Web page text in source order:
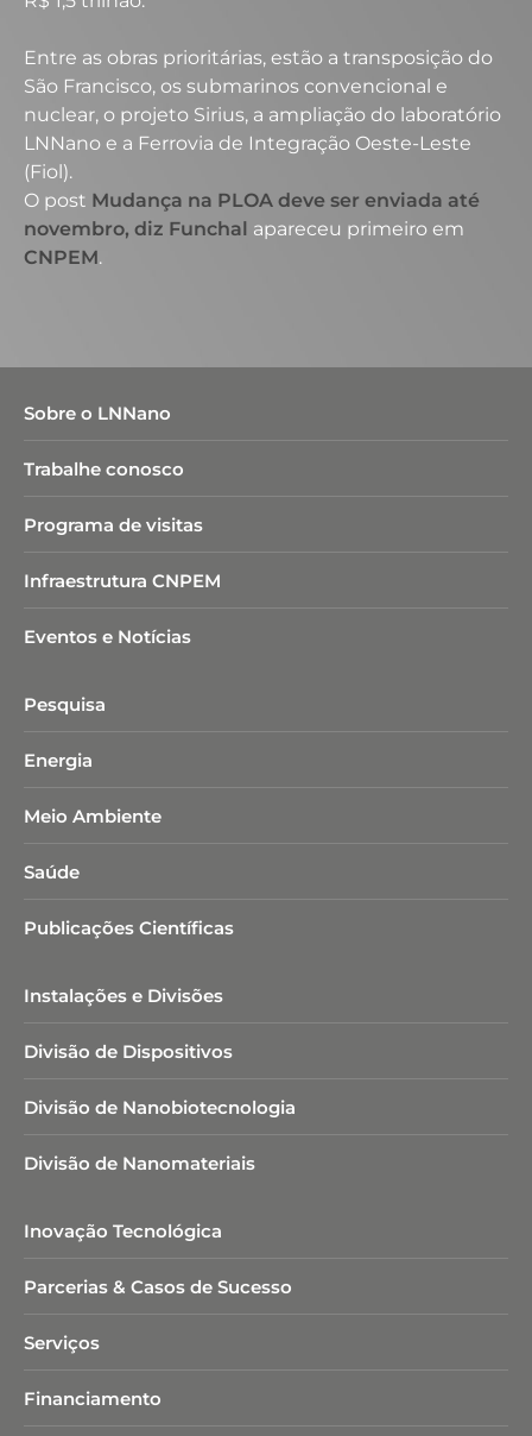
Entre as obras prioritárias, estão a transposição do
São Francisco, os submarinos convencional e
nuclear, o projeto Sirius, a ampliação do laboratório
LNNano e a Ferrovia de Integração Oeste-Leste
(Fiol).
O post Mudança na PLOA deve ser enviada até
novembro, diz Funchal apareceu primeiro em
CNPEM.
Sobre o LNNano
Trabalhe conosco
Programa de visitas
Infraestrutura CNPEM
Eventos e Notícias
Pesquisa
Energia
Meio Ambiente
Saúde
Publicações Científicas
Instalações e Divisões
Divisão de Dispositivos
Divisão de Nanobiotecnologia​
Divisão de Nanomateriais
Inovação Tecnológica
Parcerias & Casos de Sucesso
Serviços
Financiamento